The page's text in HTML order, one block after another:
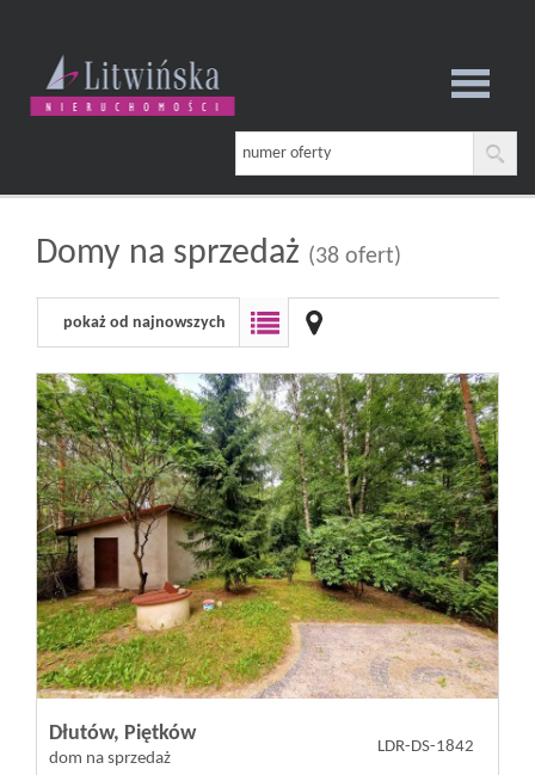
Strona
firmie
Oferta
Mieszkania
Domy
Działki
Domy na sprzedaż (38 ofert)
pokaż od najnowszych
Dłutów, Piętków
dom na sprzedaż
LDR-DS-1842